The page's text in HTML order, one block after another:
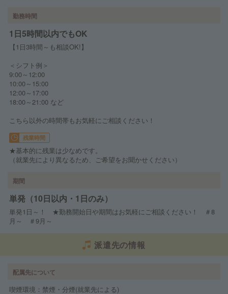
勤務時間
1日5時間以内でもOK
【1日3時間～も相談OK!】
＜シフト例＞
9:00～12:00
10:00～15:00
12:00～17:00
18:00～21:00 など
こちら以外の時間帯もお気軽にご相談ください！
残業時間
★基本的に残業は少なめです。
（就業先により異なるため、ご希望をお聞かせください）
期間
単発（10日以内・1日のみ）
単発1日～！ ★勤務開始日や期間はお気軽にご相談ください！ ＃8
月～ ＃9月～
派遣先の情報
配属先について
喫煙環境：禁煙・分煙(就業先による)